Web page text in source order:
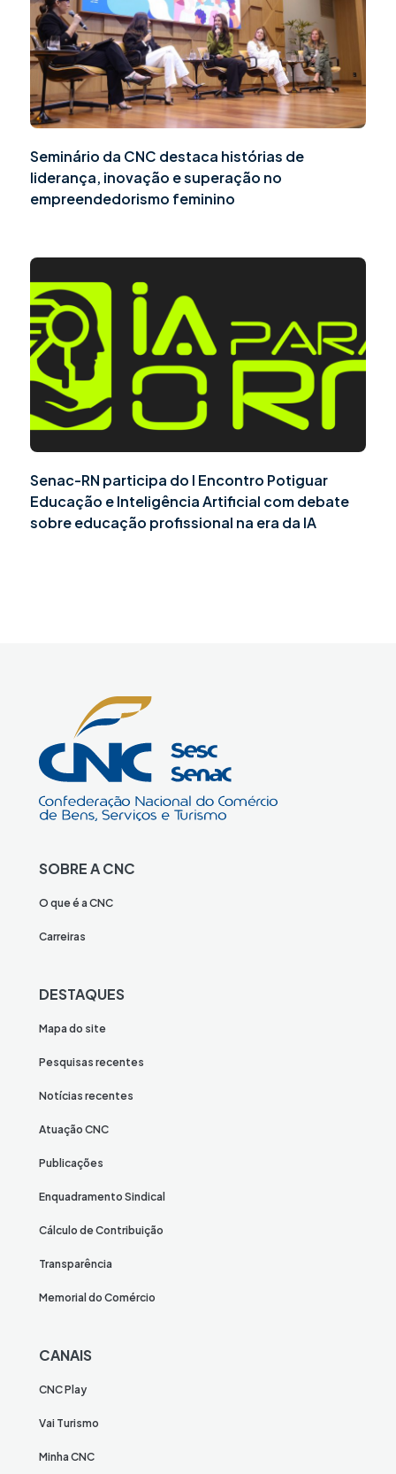
Seminário da CNC destaca histórias de
liderança, inovação e superação no
empreendedorismo feminino
Senac-RN participa do I Encontro Potiguar
Educação e Inteligência Artificial com debate
sobre educação profissional na era da IA
SOBRE A CNC
O que é a CNC
Carreiras
DESTAQUES
Mapa do site
Pesquisas recentes
Notícias recentes
Atuação CNC
Publicações
Enquadramento Sindical
Cálculo de Contribuição
Transparência
Memorial do Comércio
CANAIS
CNC Play
Vai Turismo
Minha CNC